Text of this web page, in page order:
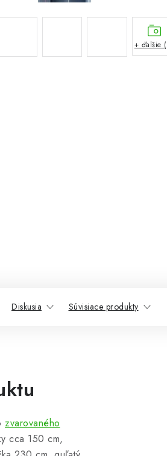
+ ďalšie
Diskusia Súvisiace produkty
zvarovaného
cca 150 cm,